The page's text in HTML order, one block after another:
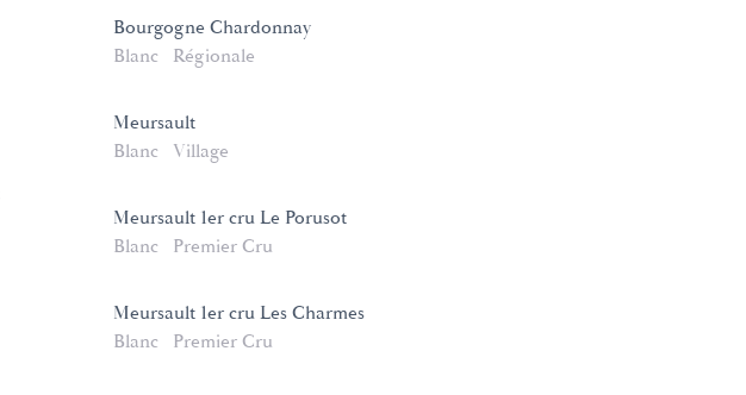
Bourgogne Chardonnay
Blanc
Régionale
Meursault
Blanc
Village
Meursault 1er cru Le Porusot
Blanc
Premier Cru
Meursault 1er cru Les Charmes
Blanc
Premier Cru